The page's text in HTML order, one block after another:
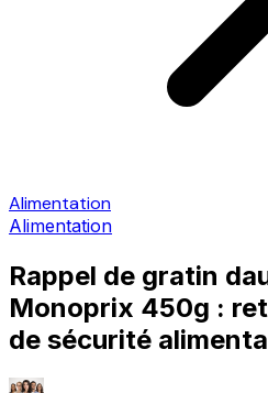
Alimentation
Alimentation
Rappel de gratin
Monoprix 450g :
de sécurité